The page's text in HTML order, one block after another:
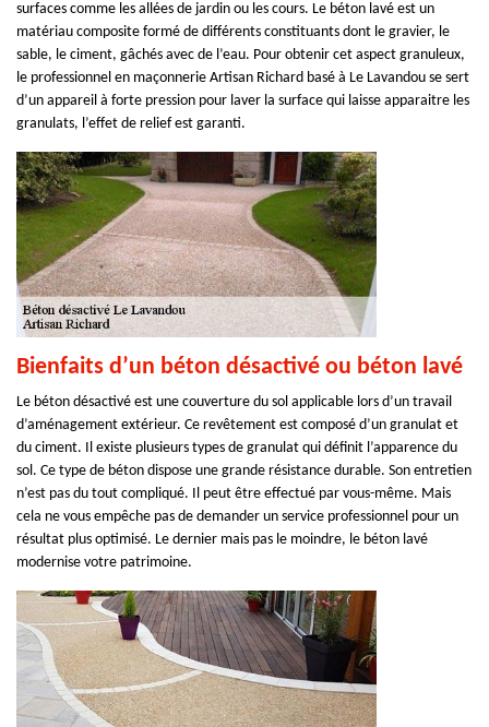
surfaces comme les allées de jardin ou les cours. Le béton lavé est un
matériau composite formé de différents constituants dont le gravier, le
sable, le ciment, gâchés avec de l’eau. Pour obtenir cet aspect granuleux,
le professionnel en maçonnerie Artisan Richard basé à Le Lavandou se sert
d’un appareil à forte pression pour laver la surface qui laisse apparaitre les
granulats, l’effet de relief est garanti.
Bienfaits d’un béton désactivé ou béton lavé
Le béton désactivé est une couverture du sol applicable lors d’un travail
d’aménagement extérieur. Ce revêtement est composé d’un granulat et
du ciment. Il existe plusieurs types de granulat qui définit l’apparence du
sol. Ce type de béton dispose une grande résistance durable. Son entretien
n’est pas du tout compliqué. Il peut être effectué par vous-même. Mais
cela ne vous empêche pas de demander un service professionnel pour un
résultat plus optimisé. Le dernier mais pas le moindre, le béton lavé
modernise votre patrimoine.